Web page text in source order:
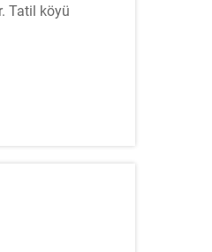
Tatil köyü
elde